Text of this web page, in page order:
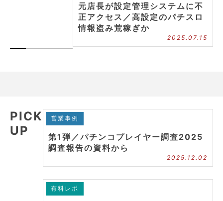
元店長が設定管理システムに不
正アクセス／高設定のパチスロ
情報盗み荒稼ぎか
2025.07.15
PICK
UP
営業事例
第1弾／パチンコプレイヤー調査2025
調査報告の資料から
2025.12.02
有料レポ